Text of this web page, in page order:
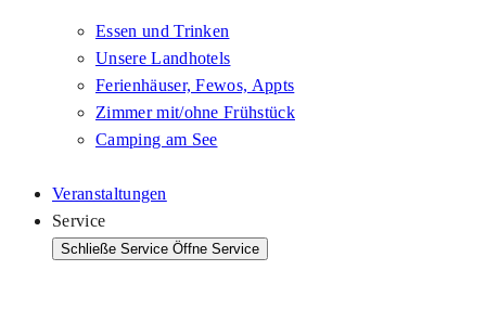
Essen und Trinken
Unsere Landhotels
Ferienhäuser, Fewos, Appts
Zimmer mit/ohne Frühstück
Camping am See
Veranstaltungen
Service
Schließe Service Öffne Service